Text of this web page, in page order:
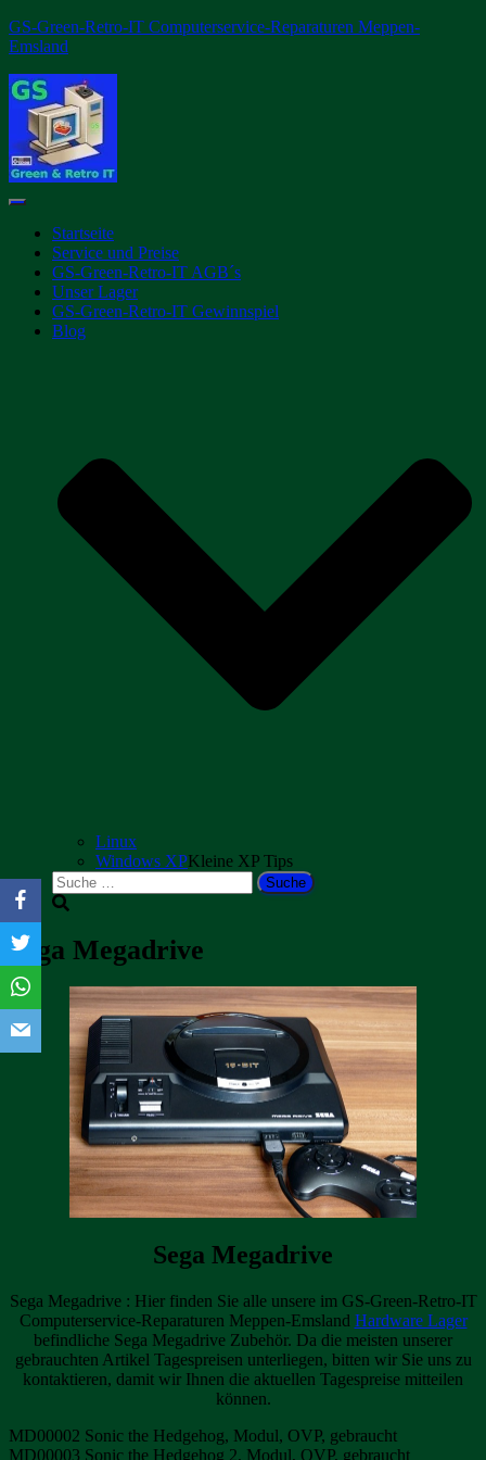
GS-Green-Retro-IT Computerservice-Reparaturen Meppen-
Emsland
Navigation
umschaltenStartseite
Service und Preise
GS-Green-Retro-IT AGB´s
Unser Lager
GS-Green-Retro-IT Gewinnspiel
Blog
Linux
Windows XPKleine XP Tips
Suche
nach:
Sega Megadrive
Sega Megadrive
Sega Megadrive : Hier finden Sie alle unsere im GS-Green-Retro-IT
Computerservice-Reparaturen Meppen-Emsland Hardware Lager
befindliche Sega Megadrive Zubehör. Da die meisten unserer
gebrauchten Artikel Tagespreisen unterliegen, bitten wir Sie uns zu
kontaktieren, damit wir Ihnen die aktuellen Tagespreise mitteilen
können.
MD00002 Sonic the Hedgehog, Modul, OVP, gebraucht
MD00003 Sonic the Hedgehog 2, Modul, OVP, gebraucht